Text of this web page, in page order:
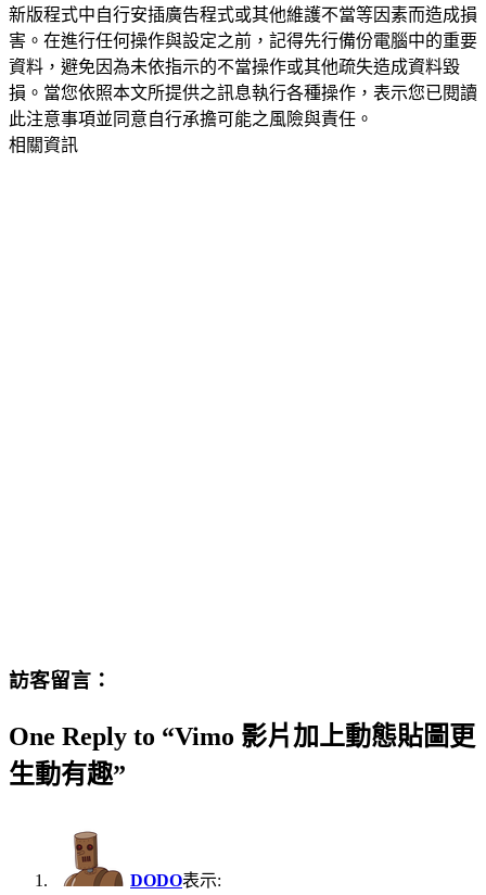
新版程式中自行安插廣告程式或其他維護不當等因素而造成損
害。在進行任何操作與設定之前，記得先行備份電腦中的重要
資料，避免因為未依指示的不當操作或其他疏失造成資料毀
損。當您依照本文所提供之訊息執行各種操作，表示您已閱讀
此注意事項並同意自行承擔可能之風險與責任。
相關資訊
訪客留言：
One Reply to “Vimo 影片加上動態貼圖更
生動有趣”
DODO表示: